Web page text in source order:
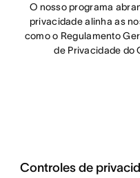
O nosso programa
privacidade alinha as
como o Regulamento
de Privacidade do
Controles de